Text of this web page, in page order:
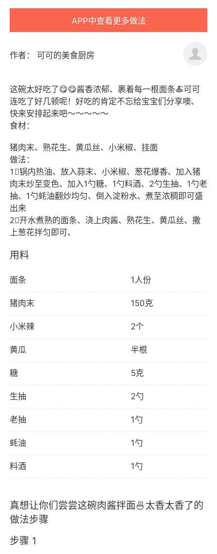
APP中查看更多做法
作者： 可可的美食厨房
这碗太好吃了😋😋酱香浓郁、裹着每一根面条🍝可可
连吃了好几顿呢！好吃的肯定不忘给宝宝们分享噢、
快来安排起来吧～～～～～
食材：
猪肉末、熟花生、黄瓜丝、小米椒、挂面
做法：
1⃣️锅内热油、放入蒜末、小米椒、葱花爆香、加入猪
肉末炒至变色、加入1勺糖、1勺料酒、2勺生抽、1勺老
抽、1勺蚝油翻炒均匀、倒入淀粉水、煮至浓稠即可盛
出来
2⃣️开水煮熟的面条、浇上肉酱、熟花生、黄瓜丝、撒
用料
面条 1人份
猪肉末 150克
小米辣 2个
黄瓜 半根
糖 5克
生抽 2勺
老抽 1勺
蚝油 1勺
料酒 1勺
真想让你们尝尝这碗肉酱拌面🍜太香太香了的
做法步骤
步骤 1